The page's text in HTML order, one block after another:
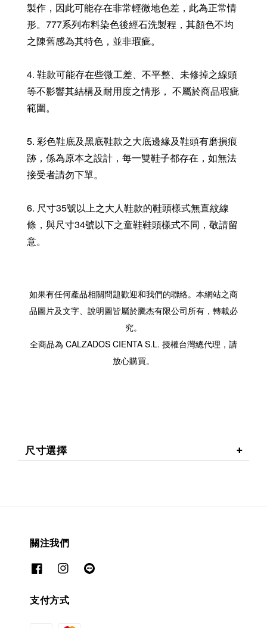
製作，因此可能存在非常輕微地色差，此為正常情
形。777系列布料染色後經石洗製程，其顏色不均
之陳舊感為其特色，並非瑕疵。
4. 鞋款可能存在些微工差、不平整、未修掉之線頭
等不影響其結構及耐用度之情形， 不屬於商品瑕疵
範圍。
5. 彩色鞋底及黑底鞋款之大底邊緣及鞋頭有磨損痕
跡，係為原本之設計，每一雙鞋子都存在，如無法
接受者請勿下單。
6. 尺寸35號以上之大人鞋款的鞋頭樣式無直紋線
條，與尺寸34號以下之童鞋鞋頭樣式不同，敬請留
意。
如果有任何產品相關問題歡迎和我們的聯絡。本網站之商
品圖片及文字、說明圖皆屬於騰杰有限公司所有，轉載必
究。
全商品為 CALZADOS CIENTA S.L. 授權台灣總代理，請
放心購買。
尺寸選擇
關注我們
支付方式